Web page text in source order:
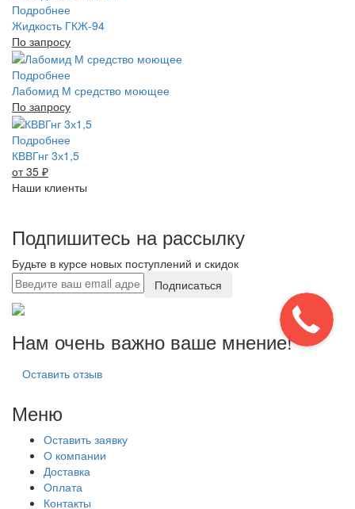
Подробнее
Жидкость ГКЖ-94
По запросу
Подробнее
Лабомид М средство моющее
По запросу
Подробнее
КВВГнг 3х1,5
от 35 ₽
Наши клиенты
Подпишитесь на рассылку
Будьте в курсе новых поступлений и скидок
Подписаться
Нам очень важно ваше мнение!
Оставить отзыв
Меню
Оставить заявку
О компании
Доставка
Оплата
Контакты